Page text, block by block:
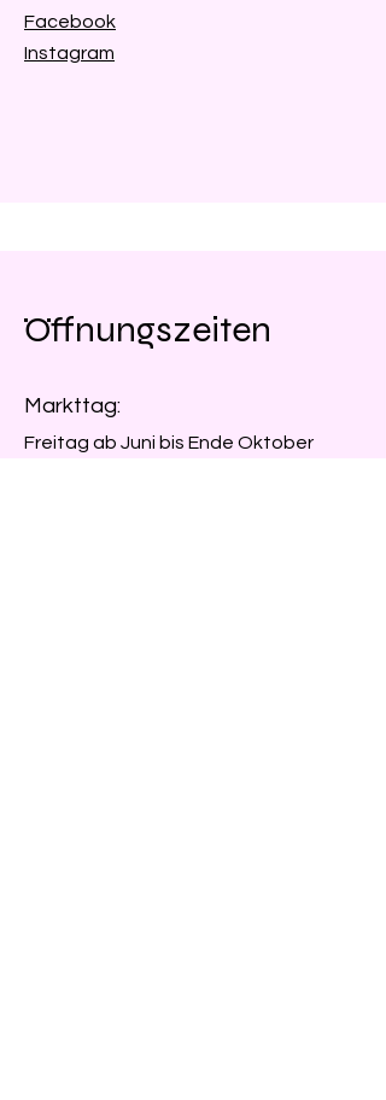
Facebook
Instagram
Öffnungszeiten
Markttag:
Freitag ab Juni bis Ende Oktober